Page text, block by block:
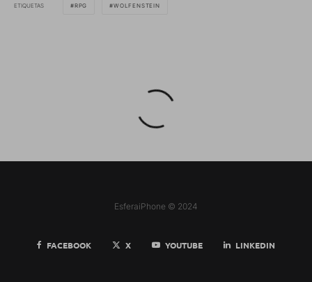
ETIQUETAS RPG WOLFENSTEIN
EsferaiPhone © 2024
FACEBOOK X YOUTUBE LINKEDIN